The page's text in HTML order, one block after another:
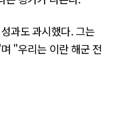
과도 과시했다. 그는
"우리는 이란 해군 전